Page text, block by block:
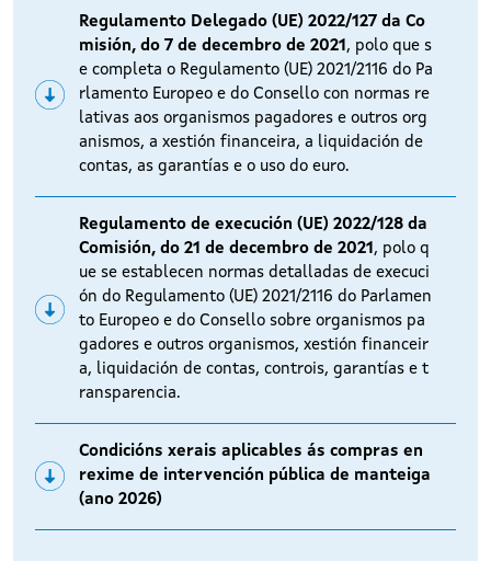
Regulamento Delegado (UE) 2022/127 da Co
misión, do 7 de decembro de 2021, polo que s
e completa o Regulamento (UE) 2021/2116 do Pa
rlamento Europeo e do Consello con normas re
lativas aos organismos pagadores e outros org
anismos, a xestión financeira, a liquidación de
contas, as garantías e o uso do euro.
Regulamento de execución (UE) 2022/128 da
Comisión, do 21 de decembro de 2021, polo q
ue se establecen normas detalladas de execuci
ón do Regulamento (UE) 2021/2116 do Parlamen
to Europeo e do Consello sobre organismos pa
gadores e outros organismos, xestión financeir
a, liquidación de contas, controis, garantías e t
ransparencia.
Condicións xerais aplicables ás compras en
rexime de intervención pública de manteiga
(ano 2026)